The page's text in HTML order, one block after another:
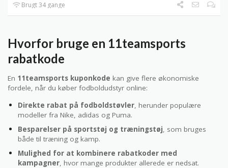
Brugt 34 gange
Hvorfor bruge en 11teamsports
rabatkode
En 11teamsports kuponkode kan give flere økonomiske
fordele, når du køber fodboldudstyr online:
Direkte rabat på fodboldstøvler, herunder populære
modeller fra Nike, adidas og Puma.
Besparelser på sportstøj og træningstøj, som bruges
både til træning og kamp.
Mulighed for at kombinere rabatkoder med
kampagner, hvor mange produkter allerede er nedsat.